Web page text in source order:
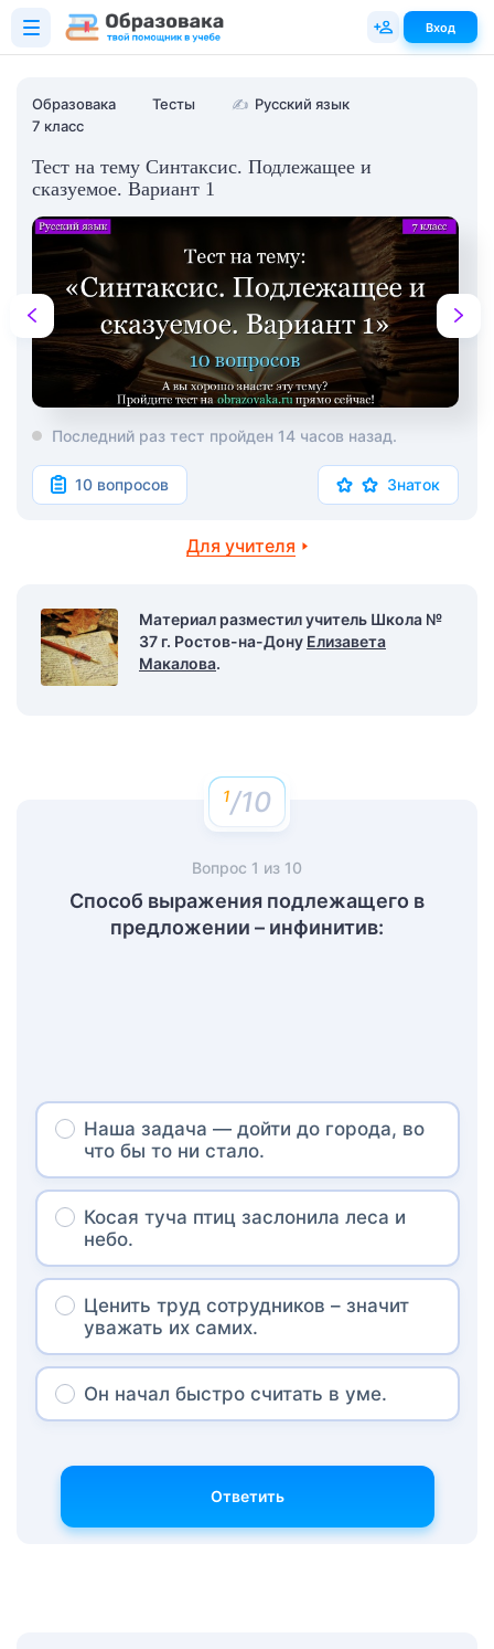
Образовака Тесты ✍ Русский язык
7 класс
Тест на тему Синтаксис. Подлежащее и
сказуемое. Вариант 1
Последний раз тест пройден 14 часов назад.
10 вопросов Знаток
Для учителя
Материал разместил учитель Школа №
37 г. Ростов-на-Дону Елизавета
Макалова.
/10
Вопрос 1 из 10
Способ выражения подлежащего в
предложении – инфинитив:
Наша задача — дойти до города, во
что бы то ни стало.
Косая туча птиц заслонила леса и
небо.
Ценить труд сотрудников – значит
уважать их самих.
Он начал быстро считать в уме.
Ответить
Вход